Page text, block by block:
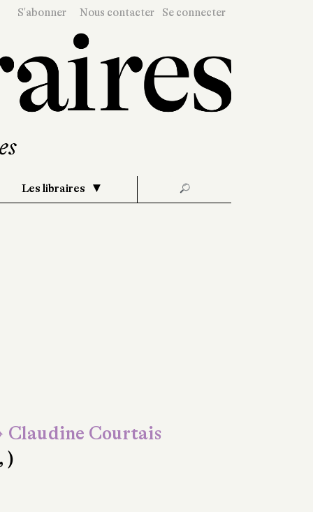
S'abonner Nous contacter Se connecter
Les libraires 🔎
Claudine Courtais
)